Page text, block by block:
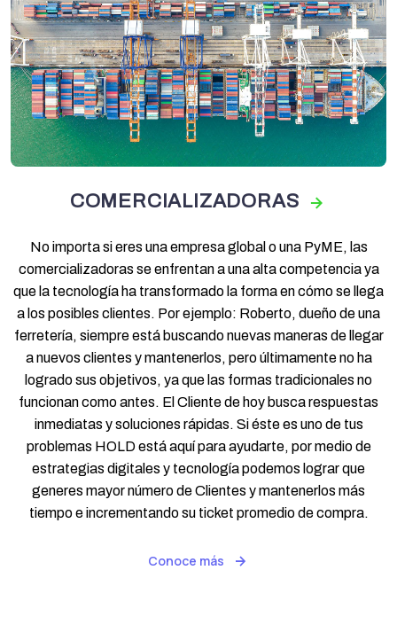
COMERCIALIZADORAS
No importa si eres una empresa global o una PyME, las
comercializadoras se enfrentan a una alta competencia ya
que la tecnología ha transformado la forma en cómo se llega
a los posibles clientes. Por ejemplo: Roberto, dueño de una
ferretería, siempre está buscando nuevas maneras de llegar
a nuevos clientes y mantenerlos, pero últimamente no ha
logrado sus objetivos, ya que las formas tradicionales no
funcionan como antes. El Cliente de hoy busca respuestas
inmediatas y soluciones rápidas. Si éste es uno de tus
problemas HOLD está aquí para ayudarte, por medio de
estrategias digitales y tecnología podemos lograr que
generes mayor número de Clientes y mantenerlos más
tiempo e incrementando su ticket promedio de compra.
Conoce más